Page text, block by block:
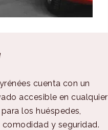
cuenta con un
accesible en cualquier
los huéspedes,
y seguridad.